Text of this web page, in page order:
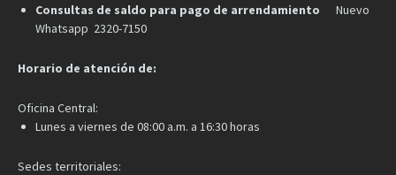
Consultas de saldo para pago de arrendamiento Nuevo
Whatsapp 2320-7150
Horario de atención de:
Oficina Central:
Lunes a viernes de 08:00 a.m. a 16:30 horas
Sedes territoriales: